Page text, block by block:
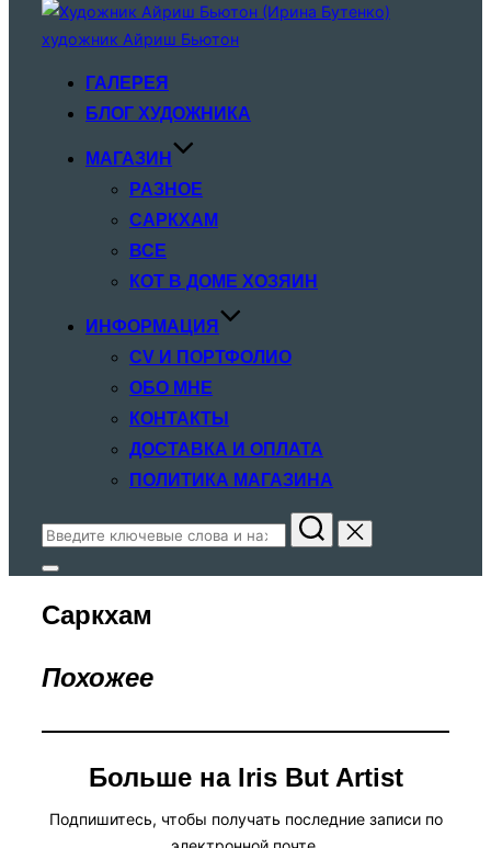
Перейти
ГАЛЕРЕЯ
БЛОГ ХУДОЖНИКА
МАГАЗИН
РАЗНОЕ
САРКХАМ
ВСЕ
КОТ В ДОМЕ ХОЗЯИН
ИНФОРМАЦИЯ
CV И ПОРТФОЛИО
ОБО МНЕ
КОНТАКТЫ
ДОСТАВКА И ОПЛАТА
ПОЛИТИКА МАГАЗИНА
Поиск
по:
Переключить
панель
и
Саркхам
Похожее
Больше на Iris But Artist
Подпишитесь, чтобы получать последние записи по